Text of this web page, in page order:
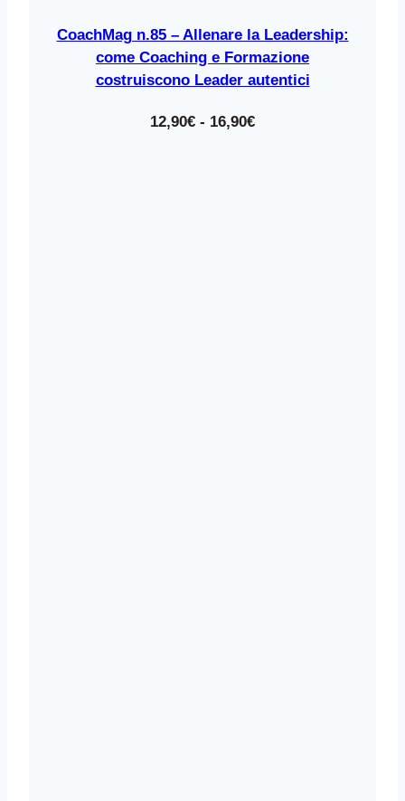
CoachMag n.85 – Allenare la Leadership:
come Coaching e Formazione
costruiscono Leader autentici
12,90€ - 16,90€Fascia